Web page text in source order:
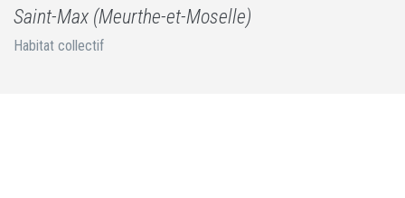
Saint-Max (Meurthe-et-Moselle)
Habitat collectif